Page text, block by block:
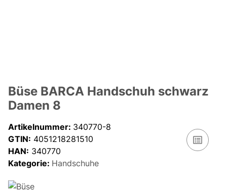
Büse BARCA Handschuh schwarz
Damen 8
Artikelnummer: 340770-8
GTIN: 4051218281510
HAN: 340770
Kategorie: Handschuhe